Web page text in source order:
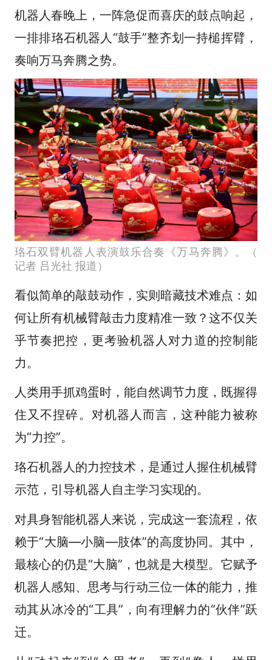
机器人春晚上，一阵急促而喜庆的鼓点响起，
一排排珞石机器人“鼓手”整齐划一持槌挥臂，
奏响万马奔腾之势。
珞石双臂机器人表演鼓乐合奏《万马奔腾》。（
记者 吕光社 报道）
看似简单的敲鼓动作，实则暗藏技术难点：如
何让所有机械臂敲击力度精准一致？这不仅关
乎节奏把控，更考验机器人对力道的控制能
力。
人类用手抓鸡蛋时，能自然调节力度，既握得
住又不捏碎。对机器人而言，这种能力被称
为“力控”。
珞石机器人的力控技术，是通过人握住机械臂
示范，引导机器人自主学习实现的。
对具身智能机器人来说，完成这一套流程，依
赖于“大脑—小脑—肢体”的高度协同。其中，
最核心的仍是“大脑”，也就是大模型。它赋予
机器人感知、思考与行动三位一体的能力，推
动其从冰冷的“工具”，向有理解力的“伙伴”跃
迁。